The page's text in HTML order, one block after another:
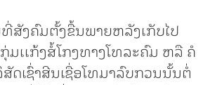
ສັງຄົມຕັ້ງຂື້ນພາຍຫລັງເກັບໄປ
ມເເກ້ງສໍ້ໂກງທາງໂທລະຄົມ ຫລື ຄໍ
ສັດເຊົ່າສີນເຊື່ອໂທມາລົບກວນນັ້ນຕໍ່